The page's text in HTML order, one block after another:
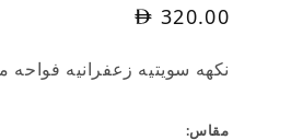
320.00
نكهه سويتيه زعفرانيه
مقاس